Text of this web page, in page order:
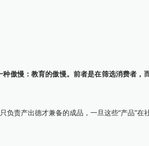
傲慢：教育的傲慢。前者是在筛选消费者，
责产出德才兼备的成品，一旦这些“产品”在